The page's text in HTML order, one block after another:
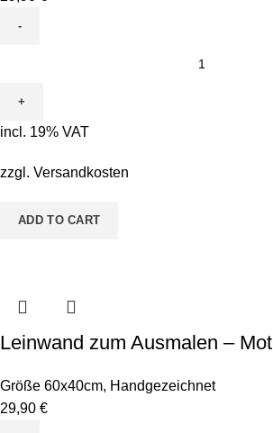
Ausmalen
-
Kürbisse
incl. 19% VAT
zzgl. Versandkosten
ADD TO CART
Leinwand zum Ausmalen –
Größe 60x40cm, Handgezeichnet
29,90 €